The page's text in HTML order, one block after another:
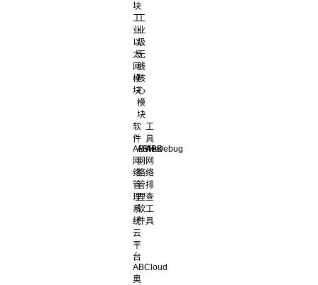
块
工
业
以
太
网
模
块
工
业
级
无
线
核
心
模
块
软
件
ABView
网
络
管
理
系
统
ABNet
网
络
管
理
软
件
工
具
ABDebug
网
络
排
查
工
具
云
平
台
ABCloud
奥